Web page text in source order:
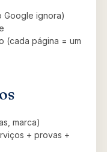
Google ignora)
(cada página = um
marca)
+ provas +